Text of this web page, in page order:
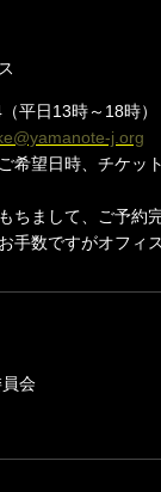
平日13時～18時）
j.org
希望日時、チケッ
ちまして、ご予約
手数ですがオフィ
会